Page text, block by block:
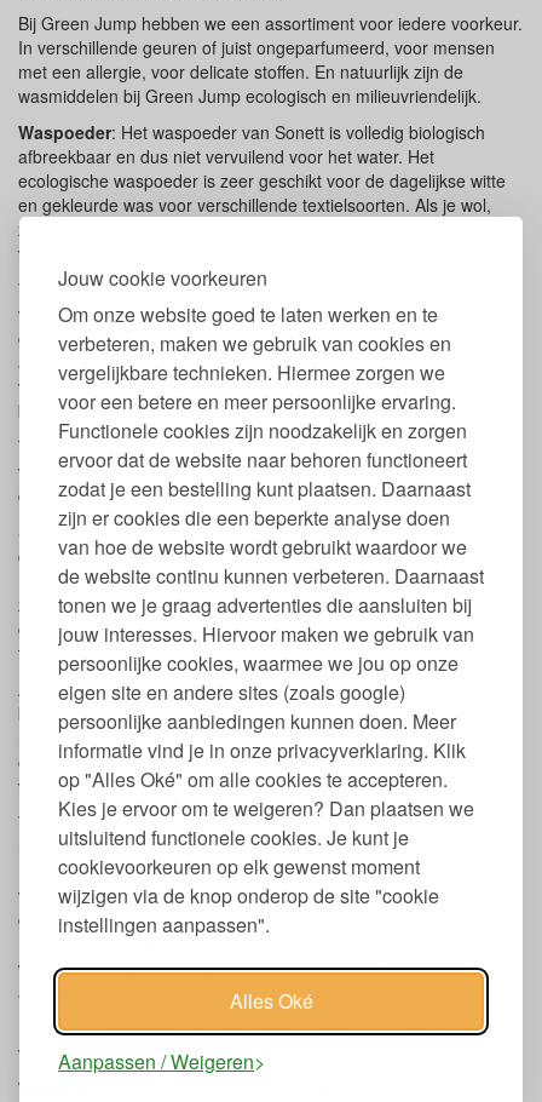
Jouw cookie voorkeuren
Om onze website goed te laten werken en te
verbeteren, maken we gebruik van cookies en
vergelijkbare technieken. Hiermee zorgen we
voor een betere en meer persoonlijke ervaring.
Functionele cookies zijn noodzakelijk en zorgen
ervoor dat de website naar behoren functioneert
zodat je een bestelling kunt plaatsen. Daarnaast
zijn er cookies die een beperkte analyse doen
van hoe de website wordt gebruikt waardoor we
de website continu kunnen verbeteren. Daarnaast
tonen we je graag advertenties die aansluiten bij
jouw interesses. Hiervoor maken we gebruik van
persoonlijke cookies, waarmee we jou op onze
eigen site en andere sites (zoals google)
persoonlijke aanbiedingen kunnen doen. Meer
informatie vind je in onze privacyverklaring. Klik
op "Alles Oké" om alle cookies te accepteren.
Kies je ervoor om te weigeren? Dan plaatsen we
uitsluitend functionele cookies. Je kunt je
cookievoorkeuren op elk gewenst moment
wijzigen via de knop onderop de site "cookie
instellingen aanpassen".
Alles Oké
Aanpassen / Weigeren
Bij Green Jump hebben we een assortiment voor iedere voorkeur.
In verschillende geuren of juist ongeparfumeerd, voor mensen
met een allergie, voor delicate stoffen. En natuurlijk zijn de
wasmiddelen bij Green Jump ecologisch en milieuvriendelijk.
Waspoeder: Het waspoeder van Sonett is volledig biologisch
afbreekbaar en dus niet vervuilend voor het water. Het
ecologische waspoeder is zeer geschikt voor de dagelijkse witte
en gekleurde was voor verschillende textielsoorten. Als je wol,
zijde of microvezel wil wassen raadt Green Jump je aan met een
vloeibaar
Vloeibaar Wasmiddel:Vloeibaar wasmiddel heeft als grote
voordeel dat het niet op hoeft te lossen in het water dus uitermate
geschikt is voor korte wasjes. Green Jump heeft een groot
assortiment vloeibare wasmiddelen. Zo kun je kiezen uit
verschillende merken zoals Terra Gaia, Sonett en Attitude
bijvoorbeeld.
Terra Gaia maakt haar wasmiddel zo geconcentreerd dat de
verpakking kleiner kan en dat is zeer milieubesparend. De geuren
die ze gebruiken bestaan uit natuurlijke ingrediënten.
Sonett heeft verschillende vloeibare wasmiddelen zowel voor de
dagelijkse was als voor delicate stoffen zoals wol, zijde en dons.
Met of zonder geur, voor de gevoelige huid, en alles natuurlijk
zonder schadelijke stoffen. De mensen die Sonett graag
gebruiken, kopen de grootverpakkingen om nog milieubewuster
te zijn en het is natuurlijk voordeliger.
Attitude heeft extra aandacht besteed aan de verpakking; van
karton met een plastic binnenlaag die makkelijk recyclebaar is en
met een handig tapkraantje. Zoals alle producten van Attitude is
ook het vloeibare wasmiddel hypoallergeen en in heerlijke geuren
verkrijgbaar
Vast Wasmiddel:Het vaste wasmiddel van Echoppe is heel
milieubewust. Het is van 100% natuurlijke ingrediënten gemaakt.
Er is geen water toegevoegd wat veel ruimte en
verpakkingsmateriaal bespaart. De verpakking is van
gecertificeerd papier en zonder lijm om het wasmiddel gevouwen.
De dosering is handig in blokjes. Bovendien is het natuurlijke
wasmiddel vegan, handgemaakt en zero waste. Een echte
aanrader voor de was vanaf 30 graden.
De schoonmaakzeep van Werfzeep is multifunctioneel; zowel
voor de was als de afwas en huishoudelijke klussen te gebruiken.
Wasnoten: